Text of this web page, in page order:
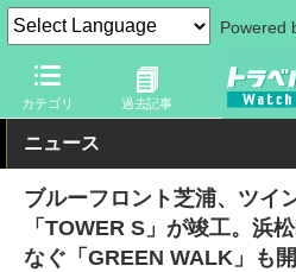
Powered
カテゴリ 過去記事
トラベル Watch 地域 国内旅行
ニュース
ブルーフロント芝浦、ツイ
「TOWER S」が竣工。浜
なぐ「GREEN WALK」も